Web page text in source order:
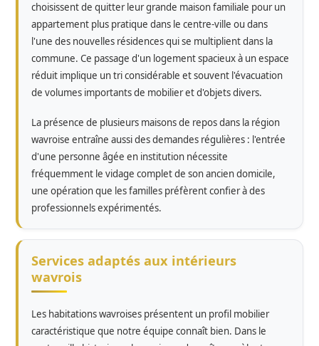
choisissent de quitter leur grande maison familiale pour un
appartement plus pratique dans le centre-ville ou dans
l'une des nouvelles résidences qui se multiplient dans la
commune. Ce passage d'un logement spacieux à un espace
réduit implique un tri considérable et souvent l'évacuation
de volumes importants de mobilier et d'objets divers.
La présence de plusieurs maisons de repos dans la région
wavroise entraîne aussi des demandes régulières : l'entrée
d'une personne âgée en institution nécessite
fréquemment le vidage complet de son ancien domicile,
une opération que les familles préfèrent confier à des
professionnels expérimentés.
Services adaptés aux intérieurs
wavrois
Les habitations wavroises présentent un profil mobilier
caractéristique que notre équipe connaît bien. Dans le